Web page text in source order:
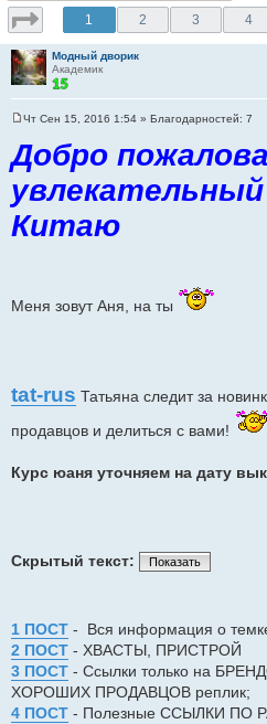
1 2 3 4
Модный дворик
Академик
о
о
б
щ
е
и
е
Чт Сен 15, 2016 1:54 » Благодарностей: 7
Добро
Китаю
Меня зовут Аня, на ты
tat-rus Татьяна следит за
продавцов и делиться с вами!
Курс юаня уточняем на дату
Скрытый текст: Показать
1 ПОСТ - Вся информация о
2 ПОСТ - ХВАСТЫ, ПРИСТРОЙ
3 ПОСТ - Ссылки только на
ХОРОШИХ ПРОДАВЦОВ реплик;
4 ПОСТ - Полезные ССЫЛКИ ПО